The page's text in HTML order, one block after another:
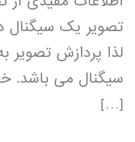
تصویر یک سیگنال
لذا پردازش تصویر
سیگنال می باشد.
[…]